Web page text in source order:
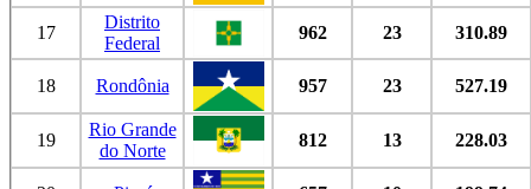
17
Distrito
Federal
962 23 310.89
18 Rondônia 957 23 527.19
19
Rio Grande
do Norte
812 13 228.03